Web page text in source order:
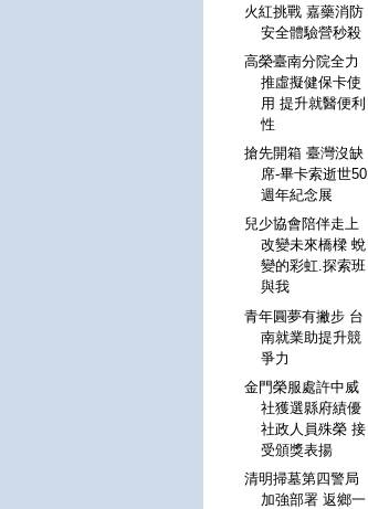
火紅挑戰 嘉藥消防
安全體驗營秒殺
高榮臺南分院全力
推虛擬健保卡使
用 提升就醫便利
性
搶先開箱 臺灣沒缺
席-畢卡索逝世50
週年紀念展
兒少協會陪伴走上
改變未來橋樑 蛻
變的彩虹.探索班
與我
青年圓夢有撇步 台
南就業助提升競
爭力
金門榮服處許中威
社獲選縣府績優
社政人員殊榮 接
受頒獎表揚
清明掃墓第四警局
加強部署 返鄉一